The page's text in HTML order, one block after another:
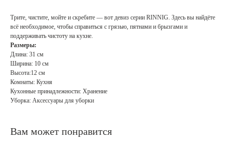
Трите, чистите, мойте и скребите — вот девиз серии RINNIG. Здесь вы найдёте
всё необходимое, чтобы справиться с грязью, пятнами и брызгами и
поддерживать чистоту на кухне.
Размеры:
Длина: 31 см
Ширина: 10 см
Высота:12 см
Комнаты: Кухня
Кухонные принадлежности: Хранение
Уборка: Аксессуары для уборки
Вам может понравится